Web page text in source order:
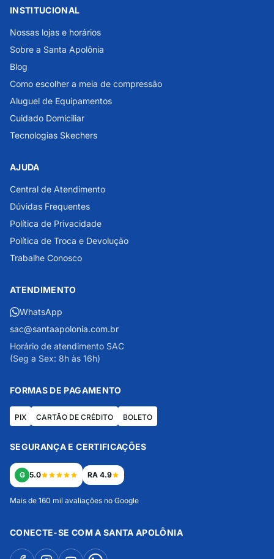
INSTITUCIONAL
Nossas lojas e horários
Sobre a Santa Apolônia
Blog
Como escolher a meia de compressão
Aluguel de Equipamentos
Cuidado Domiciliar
Tecnologias Skechers
AJUDA
Central de Atendimento
Dúvidas Frequentes
Política de Privacidade
Política de Troca e Devolução
Trabalhe Conosco
ATENDIMENTO
WhatsApp
sac@santaapolonia.com.br
Horário de atendimento SAC
(Seg a Sex: 8h às 16h)
FORMAS DE PAGAMENTO
PIX CARTÃO DE CRÉDITO BOLETO
SEGURANÇA E CERTIFICAÇÕES
G 5.0 RA 4.9
Mais de 160 mil avaliações no Google
CONECTE-SE COM A SANTA APOLÔNIA